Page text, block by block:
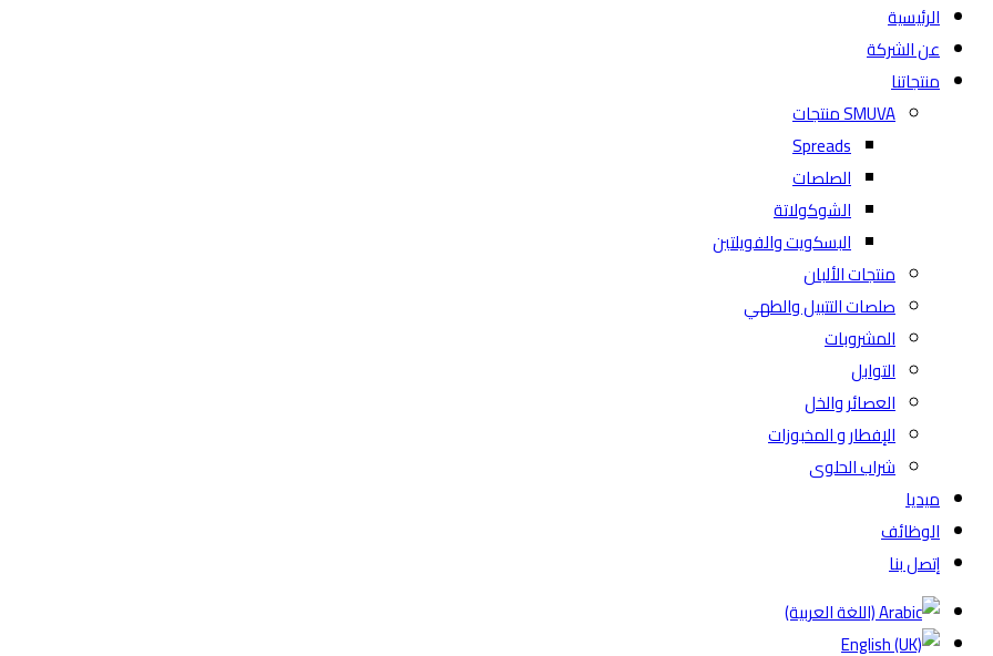
الرئيسية
عن الشركة
منتجاتنا
SMUVA منتجات
Spreads
الصلصات
الشوكولاتة
البسكويت والفويلتين
منتجات الألبان
صلصات التتبيل والطهي
المشروبات
التوابل
العصائر والخل
الإفطار و المخبوزات
شراب الحلوى
ميديا
الوظائف
إتصل بنا